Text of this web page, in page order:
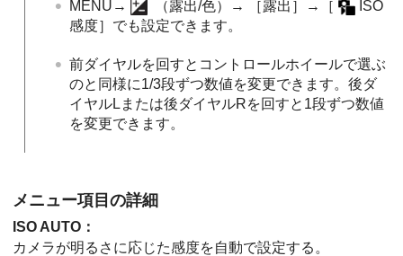
MENU → （露出/色）→ ［露出］ → ［
ISO
感度］ でも設定できます。
前ダイヤルを回すとコントロールホイールで選ぶ
のと同様に1/3段ずつ数値を変更できます。後ダ
イヤルLまたは後ダイヤルRを回すと1段ずつ数値
を変更できます。
メニュー項目の詳細
ISO AUTO ：
カメラが明るさに応じた感度を自動で設定する。